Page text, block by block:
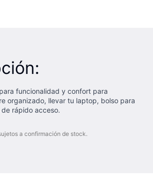
funcionalidad y confort para
organizado, llevar tu laptop, bolso para
rápido acceso.
a confirmación de stock.